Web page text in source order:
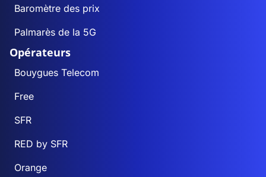
Baromètre des prix
Palmarès de la 5G
Opérateurs
Bouygues Telecom
Free
SFR
RED by SFR
Orange